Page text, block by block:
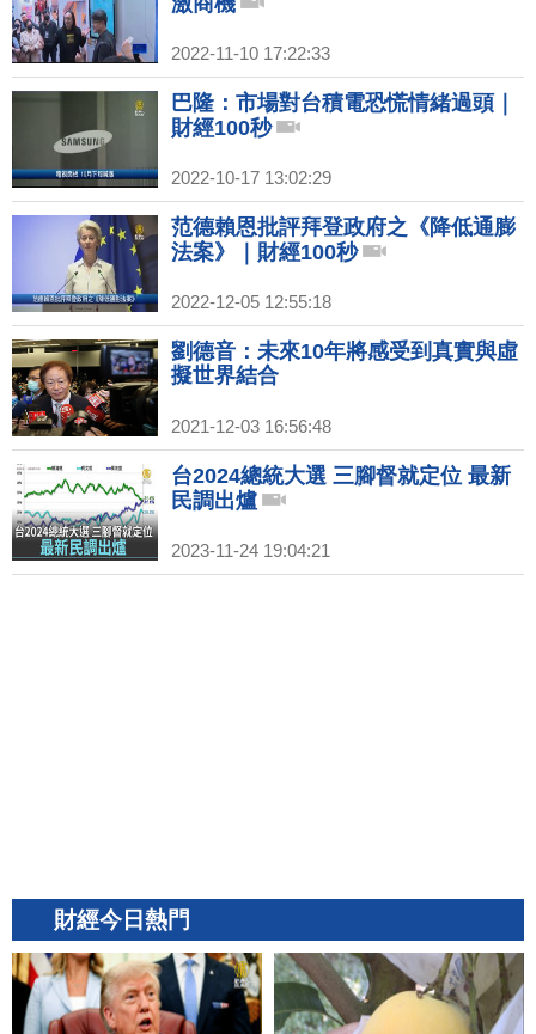
2022-11-10 17:22:33
巴隆：市場對台積電恐慌情緒過頭｜
財經100秒
2022-10-17 13:02:29
范德賴恩批評拜登政府之《降低通膨
法案》｜財經100秒
2022-12-05 12:55:18
劉德音：未來10年將感受到真實與虛
擬世界結合
2021-12-03 16:56:48
台2024總統大選 三腳督就定位 最新
民調出爐
2023-11-24 19:04:21
財經今日熱門